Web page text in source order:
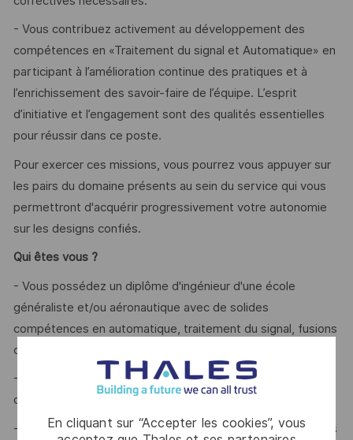
En cliquant sur “Accepter les cookies”, vous
- Vous contribuez activement au développement des
compétences en «Traitement du signal et Automatique» en
participant à l’amélioration continue des pratiques et à
l’enrichissement des savoir-faire de l’équipe. L’esprit
d’initiative et l’engagement sont des qualités essentielles
pour réussir dans ce poste.
Pour exercer ces missions, vous pourrez vous appuyer sur
les pairs du domaine présents au sein du service qui vous
permettront d'acquérir progressivement votre autonomie
sur les designs confiés.
Qui êtes vous ?
- Vous possédez un diplôme d'ingénieur d'une école
généraliste et/ou aéronautique avec de solides
compétences en automatique, traitement du signal, fusions
de données et asservissements.
- Vous savez utiliser Matlab / Simulink et disposez de
connaissances en langages de programmation C et Python.
- Vous êtes fortement motivé pour participer à des études